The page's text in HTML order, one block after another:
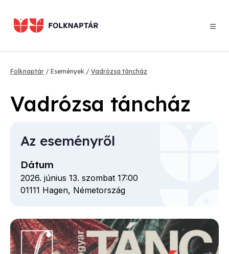
tartalomra
Morzsa
Folknaptár Események Vadrózsa táncház
Vadrózsa táncház
Az eseményről
Dátum
2026. június 13. szombat 17:00
01111 Hagen, Németország